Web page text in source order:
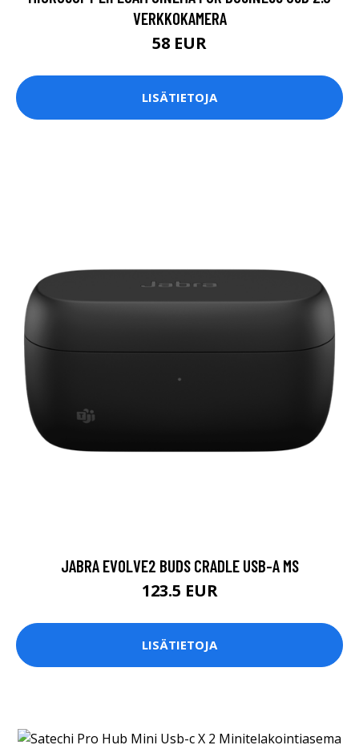
VERKKOKAMERA
58 EUR
LISÄTIETOJA
JABRA EVOLVE2 BUDS CRADLE USB-A MS
123.5 EUR
LISÄTIETOJA